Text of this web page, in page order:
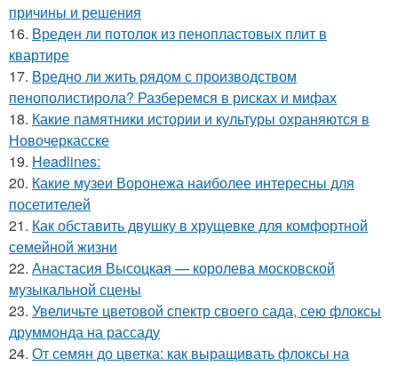
причины и решения
16. Вреден ли потолок из пенопластовых плит в
квартире
17. Вредно ли жить рядом с производством
пенополистирола? Разберемся в рисках и мифах
18. Какие памятники истории и культуры охраняются в
Новочеркасске
19. Headlines:
20. Какие музеи Воронежа наиболее интересны для
посетителей
21. Как обставить двушку в хрущевке для комфортной
семейной жизни
22. Анастасия Высоцкая — королева московской
музыкальной сцены
23. Увеличьте цветовой спектр своего сада, сею флоксы
друммонда на рассаду
24. От семян до цветка: как выращивать флоксы на